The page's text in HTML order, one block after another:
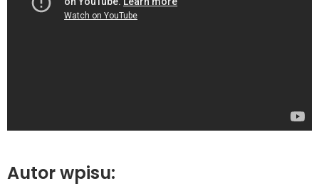
Autor wpisu: